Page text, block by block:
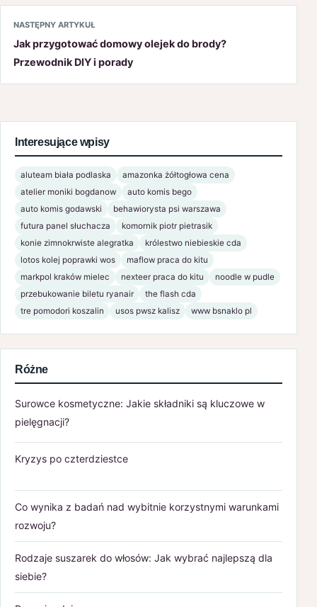
NASTĘPNY ARTYKUŁ
Jak przygotować domowy olejek do brody?
Przewodnik DIY i porady
Interesujące wpisy
aluteam biała podlaska
amazonka żółtogłowa cena
atelier moniki bogdanow
auto komis bego
auto komis godawski
behawiorysta psi warszawa
futura panel słuchacza
komornik piotr pietrasik
konie zimnokrwiste alegratka
królestwo niebieskie cda
lotos kolej poprawki wos
maflow praca do kitu
markpol kraków mielec
nexteer praca do kitu
noodle w pudle
przebukowanie biletu ryanair
the flash cda
tre pomodori koszalin
usos pwsz kalisz www bsnaklo pl
Różne
Surowce kosmetyczne: Jakie składniki są kluczowe w
pielęgnacji?
Kryzys po czterdziestce
Co wynika z badań nad wybitnie korzystnymi warunkami
rozwoju?
Rodzaje suszarek do włosów: Jak wybrać najlepszą dla
siebie?